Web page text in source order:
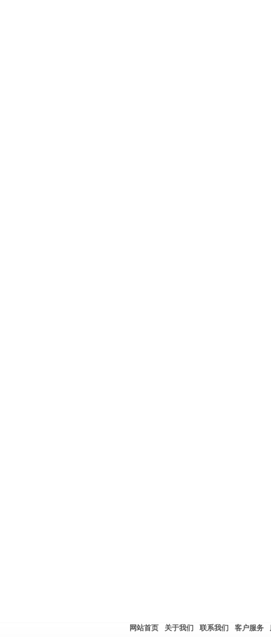
网站首页 关于我们 联系我们 客户服务